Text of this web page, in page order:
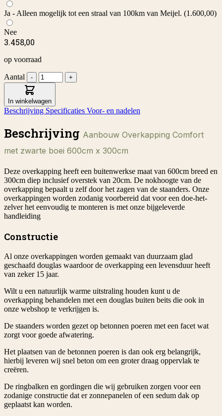
Ja - Alleen mogelijk tot een straal van 100km van Meijel. (1.600,00)
Nee
3.458,00
op voorraad
Aantal - +
In winkelwagen
Beschrijving Specificaties Voor- en nadelen
Beschrijving Aanbouw Overkapping Comfort
met zwarte boei 600cm x 300cm
Deze overkapping heeft een buitenwerkse maat van 600cm breed en
300cm diep inclusief overstek van 20cm. De nokhoogte van de
overkapping bepaalt u zelf door het zagen van de staanders. Onze
overkappingen worden zodanig voorbereid dat voor een doe-het-
zelver het eenvoudig te monteren is met onze bijgeleverde
handleiding
Constructie
Al onze overkappingen worden gemaakt van duurzaam glad
geschaafd douglas waardoor de overkapping een levensduur heeft
van zeker 15 jaar.
Wilt u een natuurlijk warme uitstraling houden kunt u de
overkapping behandelen met een douglas buiten beits die ook in
onze webshop te verkrijgen is.
De staanders worden gezet op betonnen poeren met een facet wat
zorgt voor goede afwatering.
Het plaatsen van de betonnen poeren is dan ook erg belangrijk,
hierbij leveren wij snel beton om een groter draag oppervlak te
creëren.
De ringbalken en gordingen die wij gebruiken zorgen voor een
zodanige constructie dat er zonnepanelen of een sedum dak op
geplaatst kan worden.